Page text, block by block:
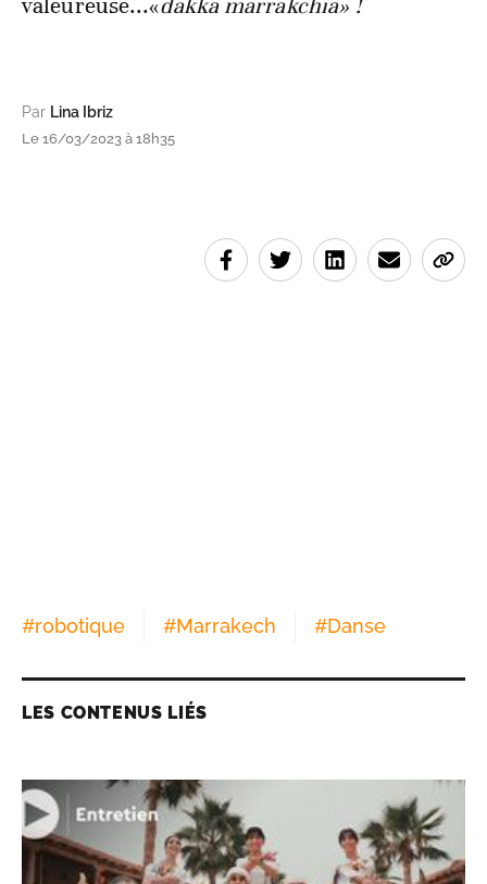
valeureuse...«dakka marrakchia» !
Par Lina Ibriz
Le 16/03/2023 à 18h35
#robotique #Marrakech #Danse
LES CONTENUS LIÉS